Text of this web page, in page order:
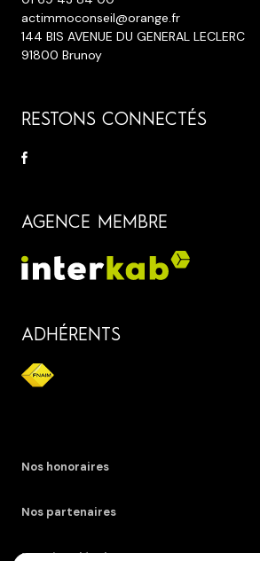
actimmoconseil@orange.fr
144 BIS AVENUE DU GENERAL LECLERC
91800 Brunoy
RESTONS CONNECTÉS
AGENCE MEMBRE
ADHÉRENTS
Nos honoraires
Nos partenaires
Mentions légales